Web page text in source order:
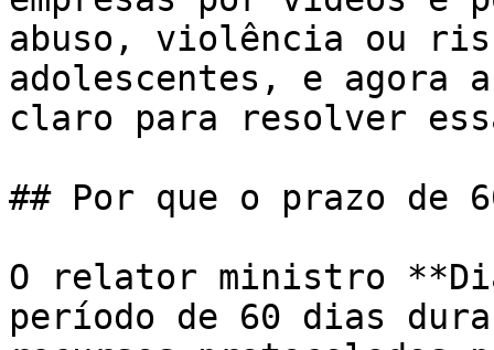
abuso, violência ou
adolescentes, e agora
claro para resolver
## Por que o prazo de
O relator ministro
período de 60 dias